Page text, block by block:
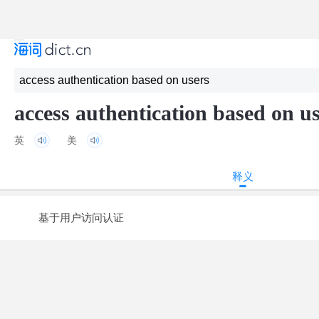
access authentication based on
英 美
释义
基于用户访问认证